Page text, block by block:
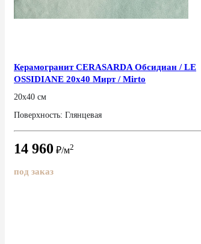
Керамогранит CERASARDA Обсидиан / LE
OSSIDIANE 20x40 Мирт / Mirto
20x40 см
Поверхность: Глянцевая
14 960 ₽/м2
под заказ